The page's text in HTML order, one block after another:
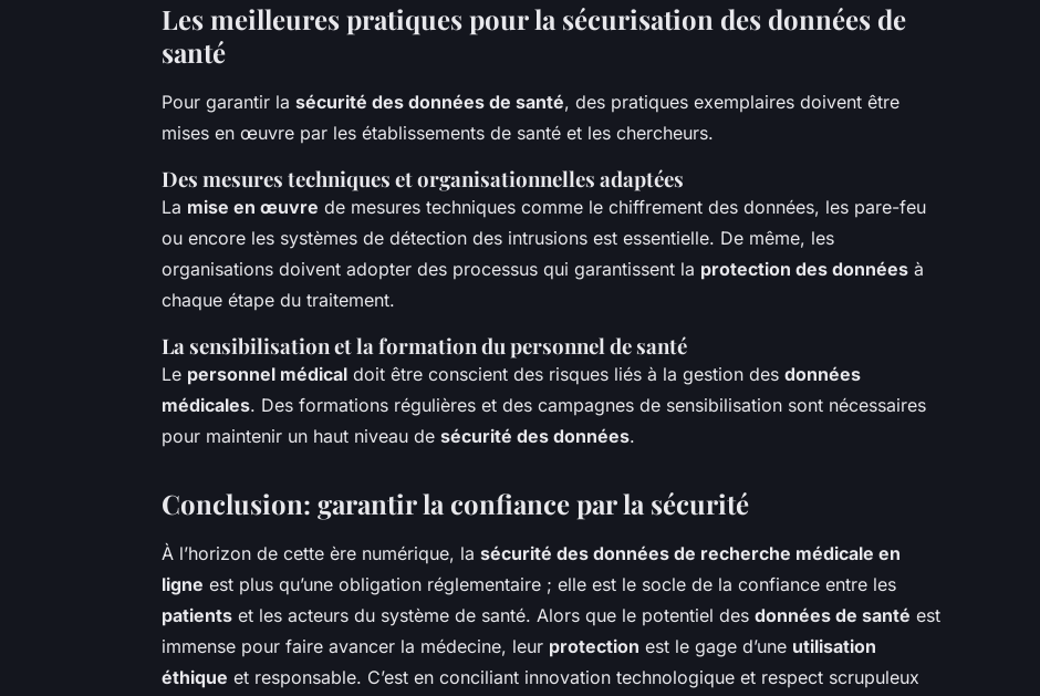
Les meilleures pratiques pour la sécurisation des données de
santé
Pour garantir la sécurité des données de santé, des pratiques exemplaires doivent être
mises en œuvre par les établissements de santé et les chercheurs.
Des mesures techniques et organisationnelles adaptées
La mise en œuvre de mesures techniques comme le chiffrement des données, les pare-feu
ou encore les systèmes de détection des intrusions est essentielle. De même, les
organisations doivent adopter des processus qui garantissent la protection des données à
chaque étape du traitement.
La sensibilisation et la formation du personnel de santé
Le personnel médical doit être conscient des risques liés à la gestion des données
médicales. Des formations régulières et des campagnes de sensibilisation sont nécessaires
pour maintenir un haut niveau de sécurité des données.
Conclusion: garantir la confiance par la sécurité
À l’horizon de cette ère numérique, la sécurité des données de recherche médicale en
ligne est plus qu’une obligation réglementaire ; elle est le socle de la confiance entre les
patients et les acteurs du système de santé. Alors que le potentiel des données de santé est
immense pour faire avancer la médecine, leur protection est le gage d’une utilisation
éthique et responsable. C’est en conciliant innovation technologique et respect scrupuleux